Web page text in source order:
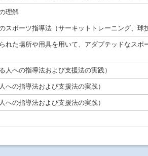
理解
スポーツ指導法（サーキットトレーニング、球
れた場所や用具を用いて、アダプテッドなスポ
への指導法および支援法の実践）
の指導法および支援法の実践）
の指導法および支援法の実践）